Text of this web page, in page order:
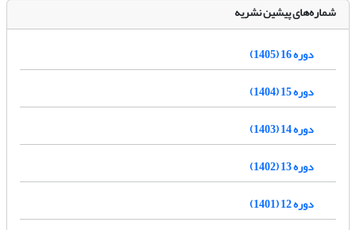
شماره‌های پیشین نشریه
دوره 16 (1405)
دوره 15 (1404)
دوره 14 (1403)
دوره 13 (1402)
دوره 12 (1401)